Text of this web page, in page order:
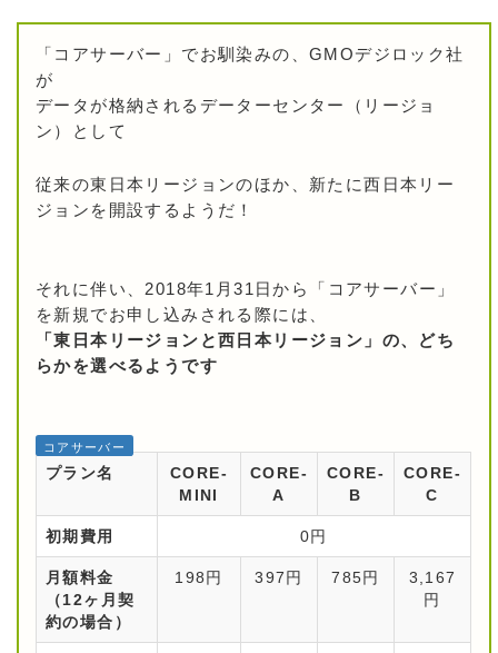
「コアサーバー」でお馴染みの、GMOデジロック社
が
データが格納されるデーターセンター（リージョ
ン）として
従来の東日本リージョンのほか、新たに西日本リー
ジョンを開設するようだ！
それに伴い、2018年1月31日から「コアサーバー」
を新規でお申し込みされる際には、
「東日本リージョンと西日本リージョン」の、どち
らかを選べるようです
コアサーバー
プラン名
CORE-
MINI
CORE-
A
CORE-
B
CORE-
C
初期費用 0円
月額料金
（12ヶ月契
約の場合）
198円 397円 785円
3,167
円